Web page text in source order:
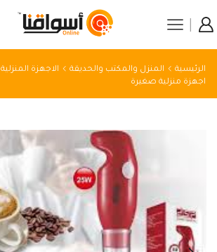
الرئيسية المنزل والمكتب والحديقة
الاجهزة المنزلية
اجهزة منزلية صغيرة